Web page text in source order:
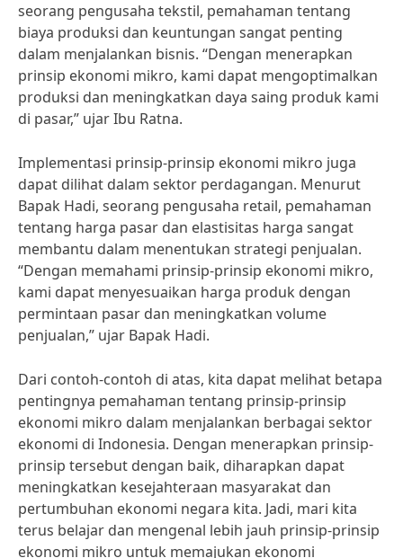
seorang pengusaha tekstil, pemahaman tentang
biaya produksi dan keuntungan sangat penting
dalam menjalankan bisnis. “Dengan menerapkan
prinsip ekonomi mikro, kami dapat mengoptimalkan
produksi dan meningkatkan daya saing produk kami
di pasar,” ujar Ibu Ratna.
Implementasi prinsip-prinsip ekonomi mikro juga
dapat dilihat dalam sektor perdagangan. Menurut
Bapak Hadi, seorang pengusaha retail, pemahaman
tentang harga pasar dan elastisitas harga sangat
membantu dalam menentukan strategi penjualan.
“Dengan memahami prinsip-prinsip ekonomi mikro,
kami dapat menyesuaikan harga produk dengan
permintaan pasar dan meningkatkan volume
penjualan,” ujar Bapak Hadi.
Dari contoh-contoh di atas, kita dapat melihat betapa
pentingnya pemahaman tentang prinsip-prinsip
ekonomi mikro dalam menjalankan berbagai sektor
ekonomi di Indonesia. Dengan menerapkan prinsip-
prinsip tersebut dengan baik, diharapkan dapat
meningkatkan kesejahteraan masyarakat dan
pertumbuhan ekonomi negara kita. Jadi, mari kita
terus belajar dan mengenal lebih jauh prinsip-prinsip
ekonomi mikro untuk memajukan ekonomi